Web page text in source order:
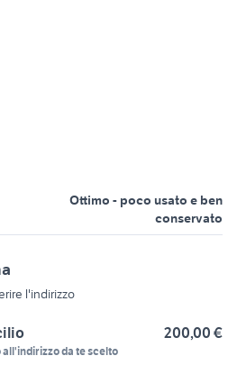
Ottimo - poco usato e ben
conservato
l'indirizzo
200,00 €
da te scelto